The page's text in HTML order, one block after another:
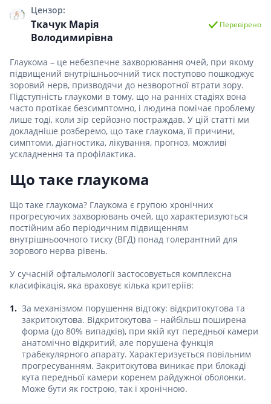
Цензор:
Ткачук Марія
Володимирівна
Перевірено
Глаукома – це небезпечне захворювання очей, при якому
підвищений внутрішньоочний тиск поступово пошкоджує
зоровий нерв, призводячи до незворотної втрати зору.
Підступність глаукоми в тому, що на ранніх стадіях вона
часто протікає безсимптомно, і людина помічає проблему
лише тоді, коли зір серйозно постраждав. У цій статті ми
докладніше розберемо, що таке глаукома, її причини,
симптоми, діагностика, лікування, прогноз, можливі
ускладнення та профілактика.
Що таке глаукома
Що таке глаукома? Глаукома є групою хронічних
прогресуючих захворювань очей, що характеризуються
постійним або періодичним підвищенням
внутрішньоочного тиску (ВГД) понад толерантний для
зорового нерва рівень.
У сучасній офтальмології застосовується комплексна
класифікація, яка враховує кілька критеріїв:
За механізмом порушення відтоку: відкритокутова та
закритокутова. Відкритокутова – найбільш поширена
форма (до 80% випадків), при якій кут передньої камери
анатомічно відкритий, але порушена функція
трабекулярного апарату. Характеризується повільним
прогресуванням. Закритокутова виникає при блокаді
кута передньої камери коренем райдужної оболонки.
Може бути як гострою, так і хронічною.